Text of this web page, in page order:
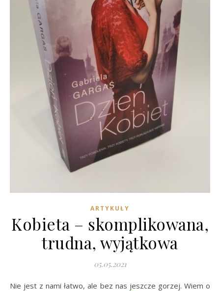
ARTYKUŁY
Kobieta – skomplikowana,
trudna, wyjątkowa
05.05.2021
Nie jest z nami łatwo, ale bez nas jeszcze gorzej. Wiem o